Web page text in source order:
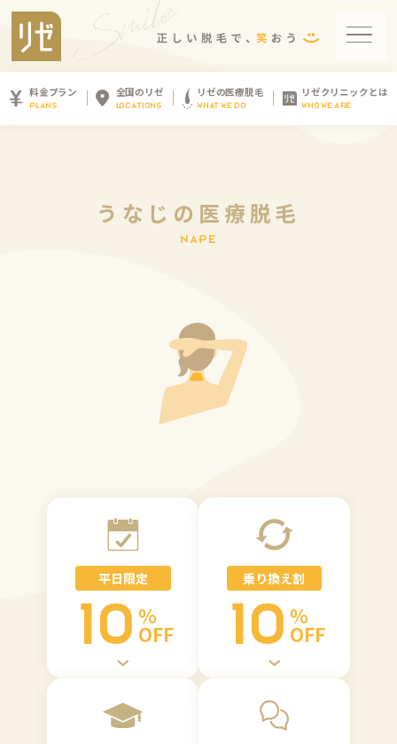
料金プラン
PLANS
全国のリゼ
LOCATIONS
リゼの医療脱毛
WHAT WE DO
リゼクリニックとは
WHO WE ARE
う な じ の 医 療 脱毛
N AP E
平日限定
10 %
OFF
乗り換え割
10 %
OFF